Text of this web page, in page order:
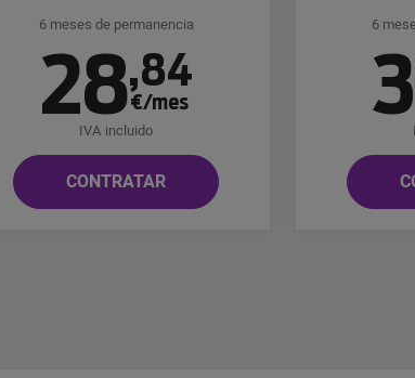
6 meses de permanencia
28,84
€/mes
IVA incluido
CONTRATAR
6